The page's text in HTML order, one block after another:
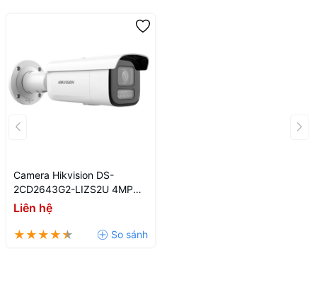
Camera Hikvision DS-
2CD2643G2-LIZS2U 4MP
Ánh Sáng Kép Thông Minh
(Smart Hybrid Light) Ngoài
Trời
Liên hệ